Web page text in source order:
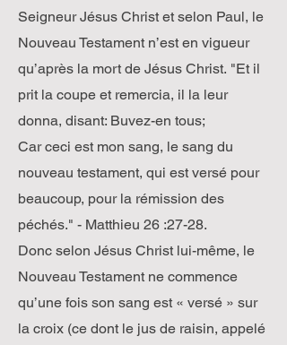
Seigneur Jésus Christ et selon Paul, le
Nouveau Testament n’est en vigueur
qu’après la mort de Jésus Christ. "Et il
prit la coupe et remercia, il la leur
donna, disant: Buvez-en tous;
Car ceci est mon sang, le sang du
nouveau testament, qui est versé pour
beaucoup, pour la rémission des
péchés." - Matthieu 26 :27-28.
Donc selon Jésus Christ lui-même, le
Nouveau Testament ne commence
qu’une fois son sang est « versé » sur
la croix (ce dont le jus de raisin, appelé